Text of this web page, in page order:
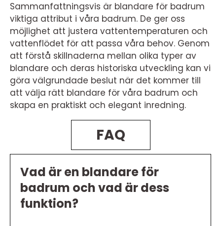
Sammanfattningsvis är blandare för badrum
viktiga attribut i våra badrum. De ger oss
möjlighet att justera vattentemperaturen och
vattenflödet för att passa våra behov. Genom
att förstå skillnaderna mellan olika typer av
blandare och deras historiska utveckling kan vi
göra välgrundade beslut när det kommer till
att välja rätt blandare för våra badrum och
skapa en praktiskt och elegant inredning.
FAQ
Vad är en blandare för
badrum och vad är dess
funktion?